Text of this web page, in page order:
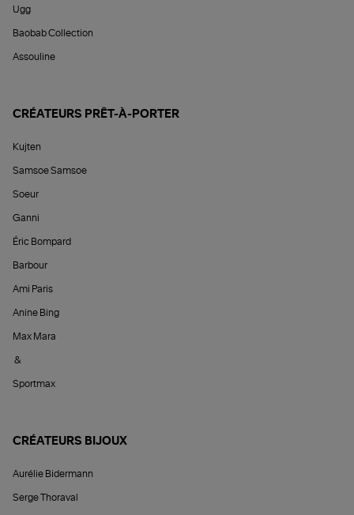
Ugg
Baobab Collection
Assouline
CRÉATEURS PRÊT-À-PORTER
Kujten
Samsoe Samsoe
Soeur
Ganni
Éric Bompard
Barbour
Ami Paris
Anine Bing
Max Mara
&
Sportmax
CRÉATEURS BIJOUX
Aurélie Bidermann
Serge Thoraval